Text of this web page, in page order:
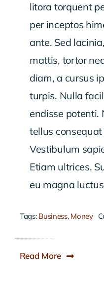
litora torquent
per inceptos
ante. Sed
mattis, tortor
diam, a cursus
turpis. Nulla
endisse potenti.
tellus
Vestibulum
Etiam ultrices.
eu magna
Tags: Business, Money
Read More